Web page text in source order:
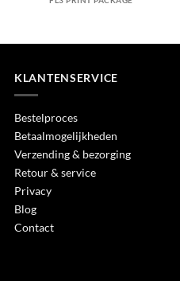
KLANTENSERVICE
Bestelproces
Betaalmogelijkheden
Verzending & bezorging
Retour & service
Privacy
Blog
Contact